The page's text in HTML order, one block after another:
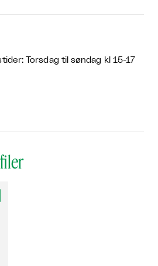
Torsdag til søndag kl 15-17